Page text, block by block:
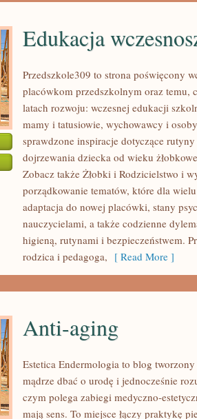
Edukacja
Przedszkole309 to strona poświęcony
placówkom przedszkolnym oraz temu,
latach rozwoju: wczesnej edukacji
mamy i tatusiowie, wychowawcy i
sprawdzone inspiracje dotyczące
dojrzewania dziecka od wieku
Zobacz także Żłobki i Rodzicielstwo i
porządkowanie tematów, które dla
adaptacja do nowej placówki, stany
nauczycielami, a także codzienne
higieną, rutynami i bezpieczeństwem.
rodzica i pedagoga, [ Read More ]
Anti-aging
Estetica Endermologia to blog
mądrze dbać o urodę i jednocześnie
czym polega zabiegi medyczno-
mają sens. To miejsce łączy praktykę